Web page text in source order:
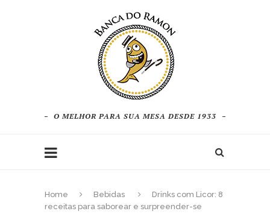
O MELHOR PARA SUA MESA DESDE 1933
Home Bebidas
Drinks com Licor: 8
receitas para saborear e surpreender-se